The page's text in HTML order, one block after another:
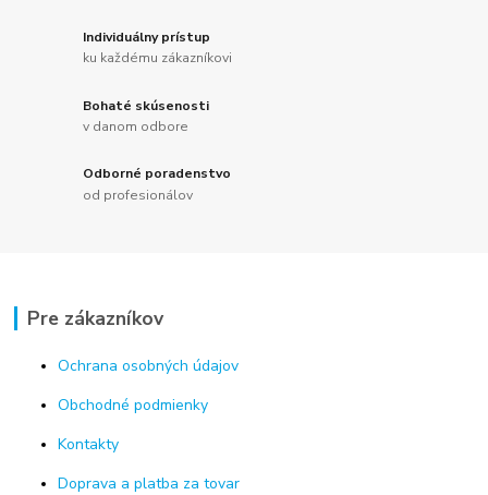
Individuálny prístup
ku každému zákazníkovi
Bohaté skúsenosti
v danom odbore
Odborné poradenstvo
od profesionálov
Pre zákazníkov
Ochrana osobných údajov
Obchodné podmienky
Kontakty
Doprava a platba za tovar